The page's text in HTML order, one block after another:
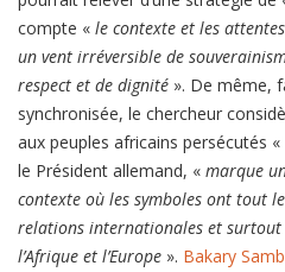
compte « le contexte et les
un vent irréversible de
respect et de dignité ». De même,
synchronisée, le chercheur
aux peuples africains persécutés
le Président allemand, « marque
contexte où les symboles ont tout
relations internationales et
l’Afrique et l’Europe ». Bakary